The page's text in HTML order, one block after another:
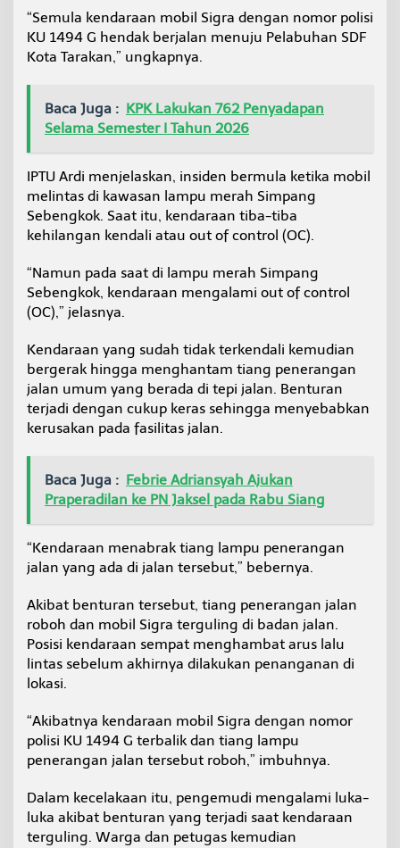
M
o
b
d
i
J
a
a
n
Y
o
u
d
s
“Semula kendaraan mobil Sigra dengan nomor polisi
KU 1494 G hendak berjalan menuju Pelabuhan SDF
Kota Tarakan,” ungkapnya.
Baca Juga : KPK Lakukan 762 Penyadapan
Selama Semester I Tahun 2026
IPTU Ardi menjelaskan, insiden bermula ketika mobil
melintas di kawasan lampu merah Simpang
Sebengkok. Saat itu, kendaraan tiba-tiba
kehilangan kendali atau out of control (OC).
“Namun pada saat di lampu merah Simpang
Sebengkok, kendaraan mengalami out of control
(OC),” jelasnya.
Kendaraan yang sudah tidak terkendali kemudian
bergerak hingga menghantam tiang penerangan
jalan umum yang berada di tepi jalan. Benturan
terjadi dengan cukup keras sehingga menyebabkan
kerusakan pada fasilitas jalan.
Baca Juga : Febrie Adriansyah Ajukan
Praperadilan ke PN Jaksel pada Rabu Siang
“Kendaraan menabrak tiang lampu penerangan
jalan yang ada di jalan tersebut,” bebernya.
Akibat benturan tersebut, tiang penerangan jalan
roboh dan mobil Sigra terguling di badan jalan.
Posisi kendaraan sempat menghambat arus lalu
lintas sebelum akhirnya dilakukan penanganan di
lokasi.
“Akibatnya kendaraan mobil Sigra dengan nomor
polisi KU 1494 G terbalik dan tiang lampu
penerangan jalan tersebut roboh,” imbuhnya.
Dalam kecelakaan itu, pengemudi mengalami luka-
luka akibat benturan yang terjadi saat kendaraan
terguling. Warga dan petugas kemudian